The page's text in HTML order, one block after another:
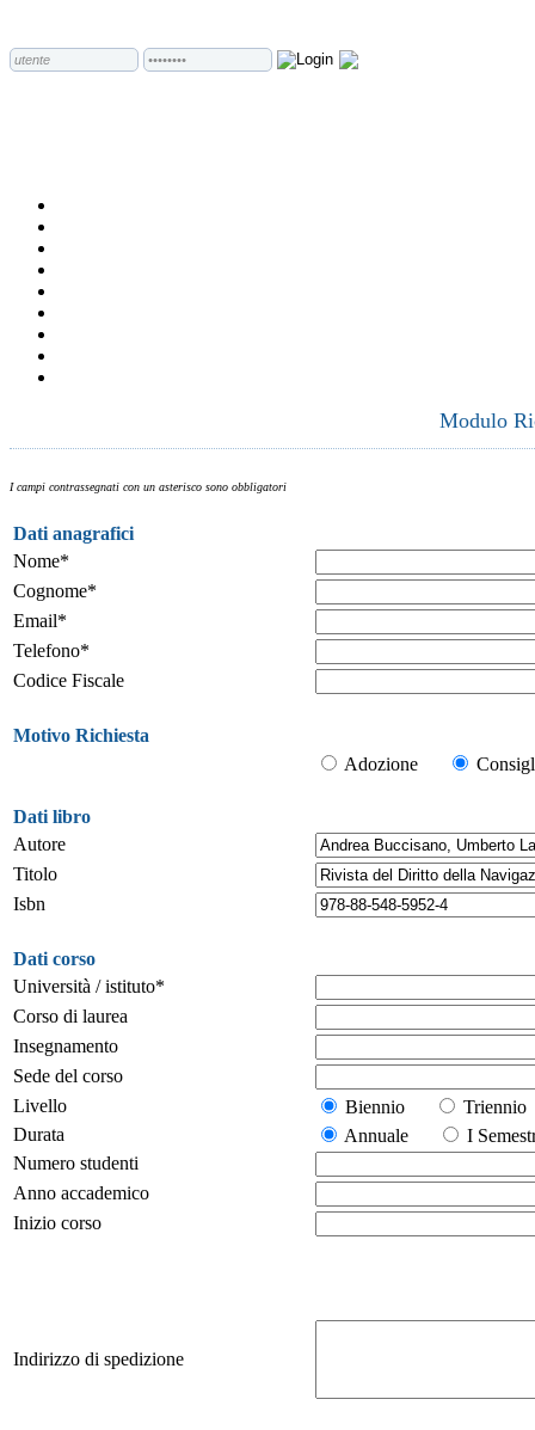
Modulo
I campi contrassegnati con un asterisco sono obbligatori
Dati anagrafici
Nome*
Cognome*
Email*
Telefono*
Codice Fiscale
Motivo Richiesta
Adozione
Dati libro
Autore
Titolo
Isbn
Dati corso
Università / istituto*
Corso di laurea
Insegnamento
Sede del corso
Livello
Biennio
Durata
Annuale
I
Numero studenti
Anno accademico
Inizio corso
Indirizzo di spedizione